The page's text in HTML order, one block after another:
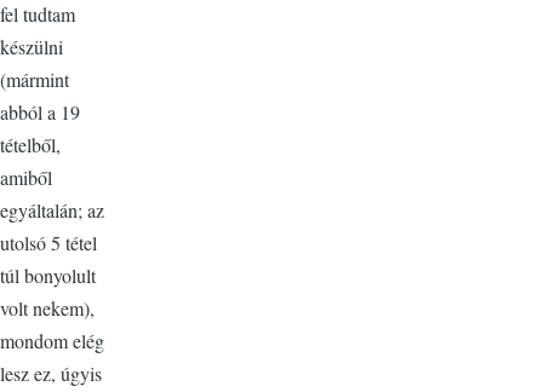
fel tudtam
készülni
(mármint
abból a 19
tételből,
amiből
egyáltalán; az
utolsó 5 tétel
túl bonyolult
volt nekem),
mondom elég
lesz ez, úgyis